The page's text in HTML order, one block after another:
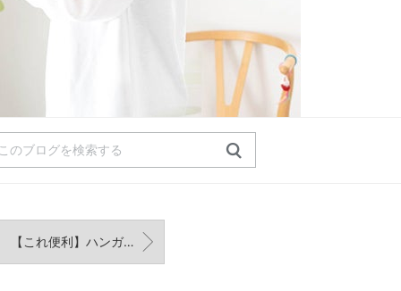
【これ便利】ハンガーにワンアイテム足すだけのスーツ収納